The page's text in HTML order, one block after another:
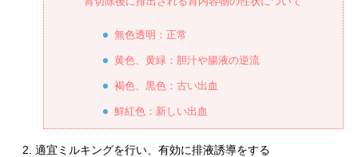
無色透明：正常
黄色、黄緑：胆汁や腸液の逆流
褐色、黒色：古い出血
鮮紅色：新しい出血
適宜ミルキングを行い、有効に排液誘導をする